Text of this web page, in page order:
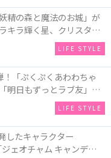
精の森と魔法のお城」が
キラ輝く星、クリスタル
LIFE STYLE
「ぷくぷくあわわちゃ
明日もずっとラブ友」な
「遊べるメモ帳」が発売
LIFE STYLE
したキャラクター
ェオチャム キャンディデ